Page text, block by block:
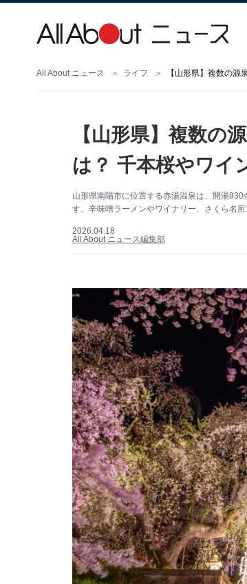
All About ニュース ライフ 【山形県】複数の
【山形県】複数の
は？ 千本桜やワイ
山形県南陽市に位置する赤湯温泉は、開湯
す。辛味噌ラーメンやワイナリー、さくら名
2026.04.18
All About ニュース編集部